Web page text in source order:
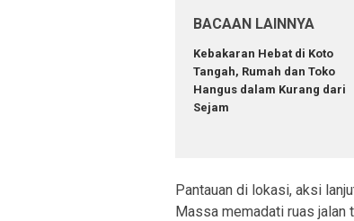
BACAAN LAINNYA
Kebakaran Hebat di Koto
Tangah, Rumah dan Toko
Hangus dalam Kurang dari
Sejam
Pantauan di lokasi, aksi
Massa memadati ruas jalan